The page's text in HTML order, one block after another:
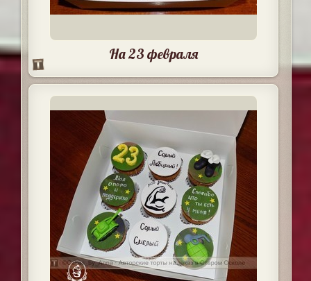
На 23 февраля